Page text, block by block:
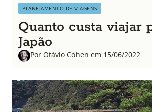
PLANEJAMENTO DE VIAGENS
Quanto custa viajar
Japão
Por Otávio Cohen em 15/06/2022